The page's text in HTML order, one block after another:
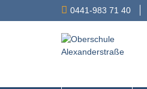
0441-983 71 40